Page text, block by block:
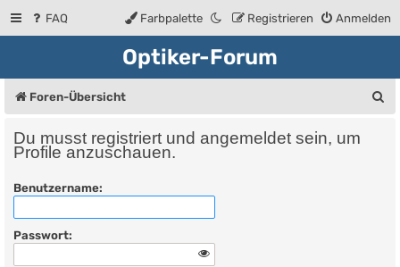
FAQ Anmelden
Registrieren
Farbpalette
Optiker-Forum
Foren-Übersicht
Du musst registriert und angemeldet sein, um
Profile anzuschauen.
Benutzername:
Passwort: